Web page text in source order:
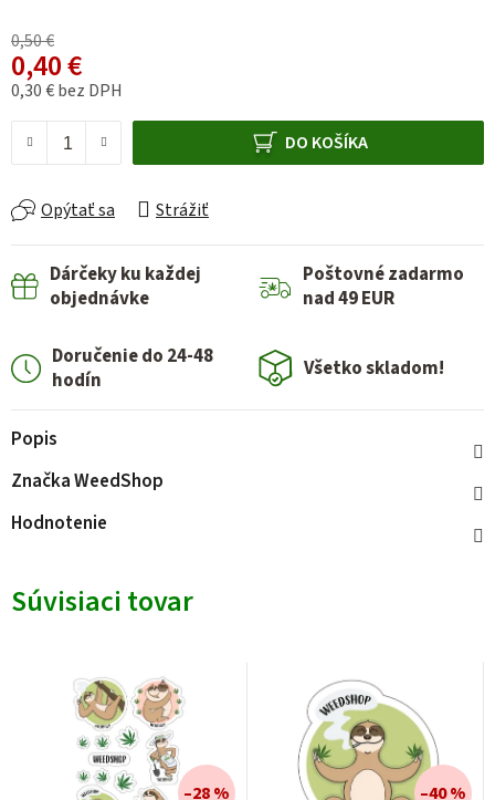
0,50 €
0,40 €
0,30 € bez DPH
DO KOŠÍKA
Opýtať sa Strážiť
Dárčeky ku každej
objednávke
Poštovné zadarmo
nad 49 EUR
Doručenie do 24-48
hodín
Všetko skladom!
Popis
ZnačkaWeedShop
Hodnotenie
Súvisiaci tovar
–28 % –40 %